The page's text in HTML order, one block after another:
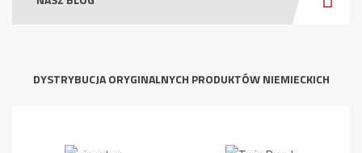
DYSTRYBUCJA ORYGINALNYCH PRODUKTÓW NIEMIECKICH